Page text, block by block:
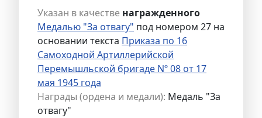
Указан в качестве награжденного
Медалью "За отвагу" под номером 27 на
основании текста Приказа по 16
Самоходной Артиллерийской
Перемышльской бригаде Nº 08 от 17
мая 1945 года
Награды (ордена и медали): Медаль "За
отвагу"